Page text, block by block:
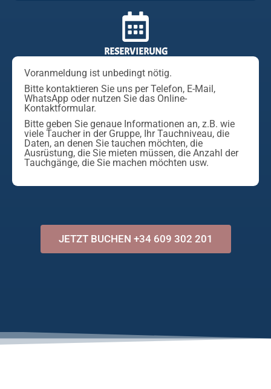
RESERVIERUNG
Voranmeldung ist unbedingt nötig.
Bitte kontaktieren Sie uns per Telefon, E-Mail,
WhatsApp oder nutzen Sie das Online-
Kontaktformular.
Bitte geben Sie genaue Informationen an, z.B. wie
viele Taucher in der Gruppe, Ihr Tauchniveau, die
Daten, an denen Sie tauchen möchten, die
Ausrüstung, die Sie mieten müssen, die Anzahl der
Tauchgänge, die Sie machen möchten usw.
JETZT BUCHEN +34 609 302 201